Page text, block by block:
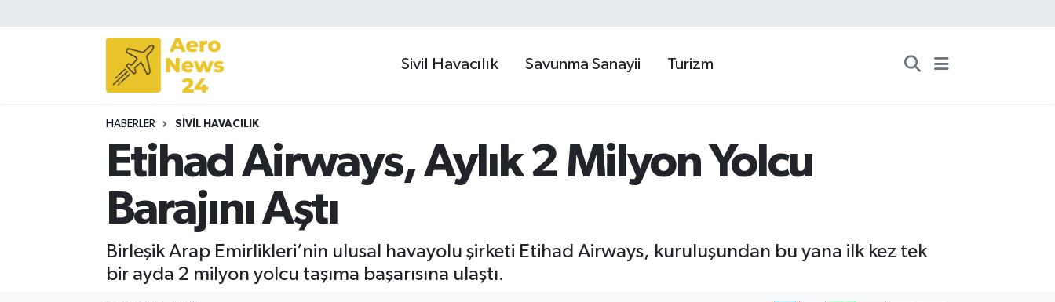
Sivil Havacılık Savunma Sanayii Turizm
HABERLER SIVIL HAVACILIK
Etihad Airways, Aylık 2 Milyon Yolcu
Barajını Aştı
Birleşik Arap Emirlikleri’nin ulusal havayolu şirketi Etihad Airways, kuruluşundan bu yana ilk kez tek
bir ayda 2 milyon yolcu taşıma başarısına ulaştı.
Sivil Havacılık